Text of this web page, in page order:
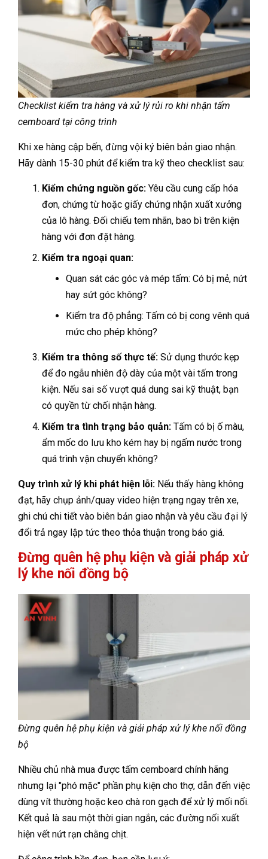
Checklist kiểm tra hàng và xử lý rủi ro khi nhận tấm
cemboard tại công trình
Khi xe hàng cập bến, đừng vội ký biên bản giao nhận.
Hãy dành 15-30 phút để kiểm tra kỹ theo checklist sau:
Kiểm chứng nguồn gốc: Yêu cầu cung cấp hóa
đơn, chứng từ hoặc giấy chứng nhận xuất xưởng
của lô hàng. Đối chiếu tem nhãn, bao bì trên kiện
hàng với đơn đặt hàng.
Kiểm tra ngoại quan:
Quan sát các góc và mép tấm: Có bị mẻ, nứt
hay sứt góc không?
Kiểm tra độ phẳng: Tấm có bị cong vênh quá
mức cho phép không?
Kiểm tra thông số thực tế: Sử dụng thước kẹp
để đo ngẫu nhiên độ dày của một vài tấm trong
kiện. Nếu sai số vượt quá dung sai kỹ thuật, bạn
có quyền từ chối nhận hàng.
Kiểm tra tình trạng bảo quản: Tấm có bị ố màu,
ẩm mốc do lưu kho kém hay bị ngấm nước trong
quá trình vận chuyển không?
Quy trình xử lý khi phát hiện lỗi: Nếu thấy hàng không
đạt, hãy chụp ảnh/quay video hiện trạng ngay trên xe,
ghi chú chi tiết vào biên bản giao nhận và yêu cầu đại lý
đổi trả ngay lập tức theo thỏa thuận trong báo giá.
Đừng quên hệ phụ kiện và giải pháp xử
lý khe nối đồng bộ
Đừng quên hệ phụ kiện và giải pháp xử lý khe nối đồng
bộ
Nhiều chủ nhà mua được tấm cemboard chính hãng
nhưng lại "phó mặc" phần phụ kiện cho thợ, dẫn đến việc
dùng vít thường hoặc keo chà ron gạch để xử lý mối nối.
Kết quả là sau một thời gian ngắn, các đường nối xuất
hiện vết nứt rạn chằng chịt.